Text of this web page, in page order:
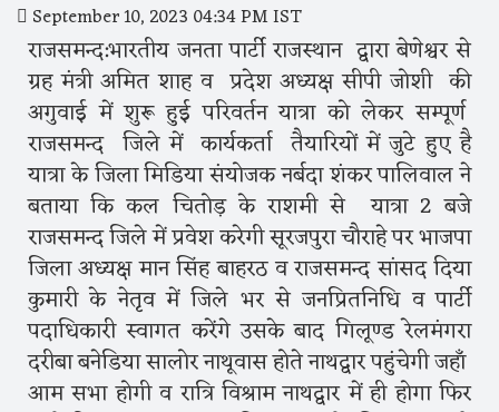
September 10, 2023 04:34 PM IST
राजसमन्द:भारतीय जनता पार्टी राजस्थान द्वारा बेणेश्वर से
ग्रह मंत्री अमित शाह व प्रदेश अध्यक्ष सीपी जोशी की
अगुवाई में शुरू हुई परिवर्तन यात्रा को लेकर सम्पूर्ण
राजसमन्द जिले में कार्यकर्ता तैयारियों में जुटे हुए है
यात्रा के जिला मिडिया संयोजक नर्बदा शंकर पालिवाल ने
बताया कि कल चितोड़ के राशमी से यात्रा 2 बजे
राजसमन्द जिले में प्रवेश करेगी सूरजपुरा चौराहे पर भाजपा
जिला अध्यक्ष मान सिंह बाहरठ व राजसमन्द सांसद दिया
कुमारी के नेतृव में जिले भर से जनप्रितनिधि व पार्टी
पदाधिकारी स्वागत करेंगे उसके बाद गिलूण्ड रेलमंगरा
दरीबा बनेडिया सालोर नाथूवास होते नाथद्वार पहुंचेगी जहाँ
आम सभा होगी व रात्रि विश्राम नाथद्वार में ही होगा फिर